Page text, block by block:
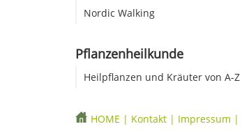
Nordic Walking
Pflanzenheilkunde
Heilpflanzen und Kräuter von A-Z
HOME | Kontakt| Impressum |